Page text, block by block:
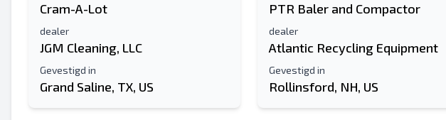
Cram-A-Lot
dealer
JGM Cleaning, LLC
Gevestigd in
Grand Saline, TX, US
PTR Baler and Compactor
dealer
Atlantic Recycling Equipment
Gevestigd in
Rollinsford, NH, US